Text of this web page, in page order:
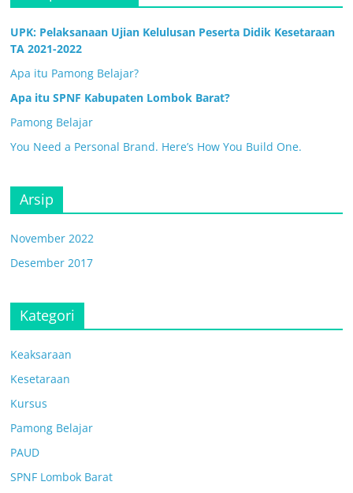
UPK: Pelaksanaan Ujian Kelulusan Peserta Didik Kesetaraan
TA 2021-2022
Apa itu Pamong Belajar?
Apa itu SPNF Kabupaten Lombok Barat?
Pamong Belajar
You Need a Personal Brand. Here’s How You Build One.
Arsip
November 2022
Desember 2017
Kategori
Keaksaraan
Kesetaraan
Kursus
Pamong Belajar
PAUD
SPNF Lombok Barat